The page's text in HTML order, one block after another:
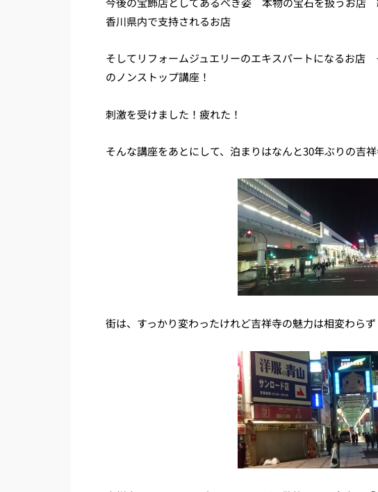
香川県内で支持されるお店
そしてリフォームジュエリーのエキスパートになるお店
のノンストップ講座！
刺激を受けました！疲れた！
そんな講座をあとにして、泊まりはなんと30年ぶりの吉祥
街は、すっかり変わったけれど吉祥寺の魅力は相変わらず